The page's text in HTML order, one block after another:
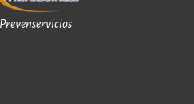
Prevenservicios